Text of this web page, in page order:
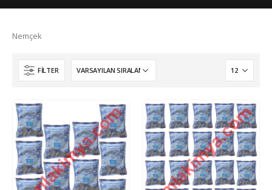
Nemçek
FILTER